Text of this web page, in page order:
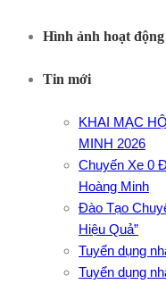
Hình ảnh hoạt động
Tin mới
KHAI MẠC
MINH 2026
Chuyến Xe 0
Hoàng Minh
Đào Tạo
Hiệu Quả”
Tuyển dụng
Tuyển dụng